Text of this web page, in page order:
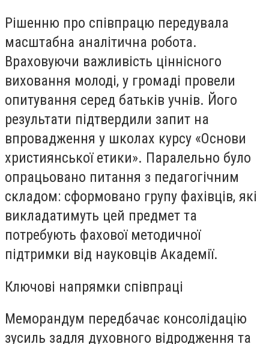
Рішенню про співпрацю передувала
масштабна аналітична робота.
Враховуючи важливість ціннісного
виховання молоді, у громаді провели
опитування серед батьків учнів. Його
результати підтвердили запит на
впровадження у школах курсу «Основи
християнської етики». Паралельно було
опрацьовано питання з педагогічним
складом: сформовано групу фахівців, які
викладатимуть цей предмет та
потребують фахової методичної
підтримки від науковців Академії.
Ключові напрямки співпраці
Меморандум передбачає консолідацію
зусиль задля духовного відродження та